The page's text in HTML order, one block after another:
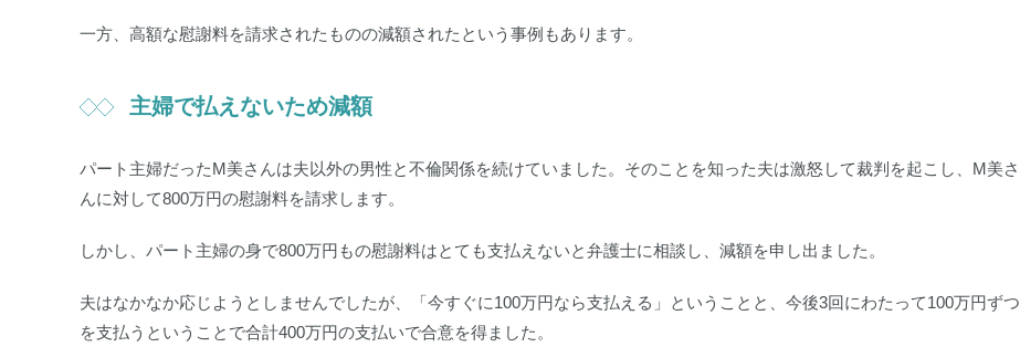
一方、高額な慰謝料を請求されたものの減額されたという事例もあります。
主婦で払えないため減額
パート主婦だったM美さんは夫以外の男性と不倫関係を続けていました。そのことを知った夫は激怒して裁判を起こし、M美さ
んに対して800万円の慰謝料を請求します。
しかし、パート主婦の身で800万円もの慰謝料はとても支払えないと弁護士に相談し、減額を申し出ました。
夫はなかなか応じようとしませんでしたが、「今すぐに100万円なら支払える」ということと、今後3回にわたって100万円ずつ
を支払うということで合計400万円の支払いで合意を得ました。